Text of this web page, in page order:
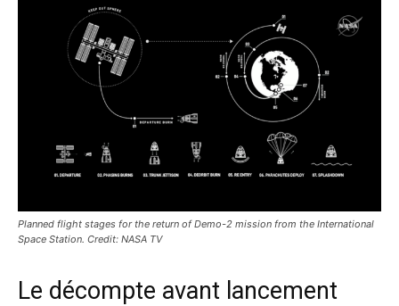
Planned flight stages for the return of Demo-2 mission from the International
Space Station. Credit: NASA TV
Le décompte avant lancement